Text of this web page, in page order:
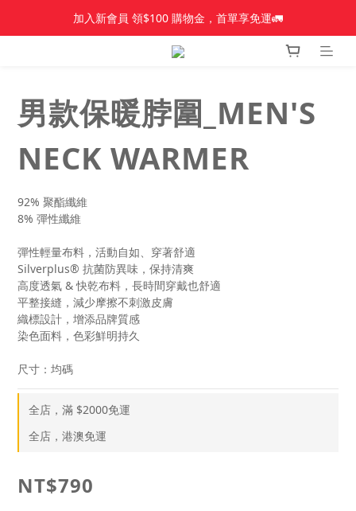
加入新會員 領$100 購物金，首單享免運🚛
加入新會員 領$100 購物金，首單享免運🚛
【新品上市】Amplid＿雪板
加入新會員 領$100 購物金，首單享免運🚛
男款保暖脖圍_MEN'S
NECK WARMER
92% 聚酯纖維
8% 彈性纖維
彈性輕量布料，活動自如、穿著舒適
Silverplus® 抗菌防異味，保持清爽
高度透氣 & 快乾布料，長時間穿戴也舒適
平整接縫，減少摩擦不刺激皮膚
織標設計，增添品牌質感
染色面料，色彩鮮明持久
尺寸：均碼
全店，滿 $2000免運
全店，港澳免運
NT$790